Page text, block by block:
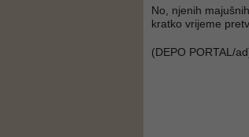
No, njenih
kratko vrijeme
(DEPO PORTAL/